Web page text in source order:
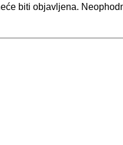
biti objavljena.